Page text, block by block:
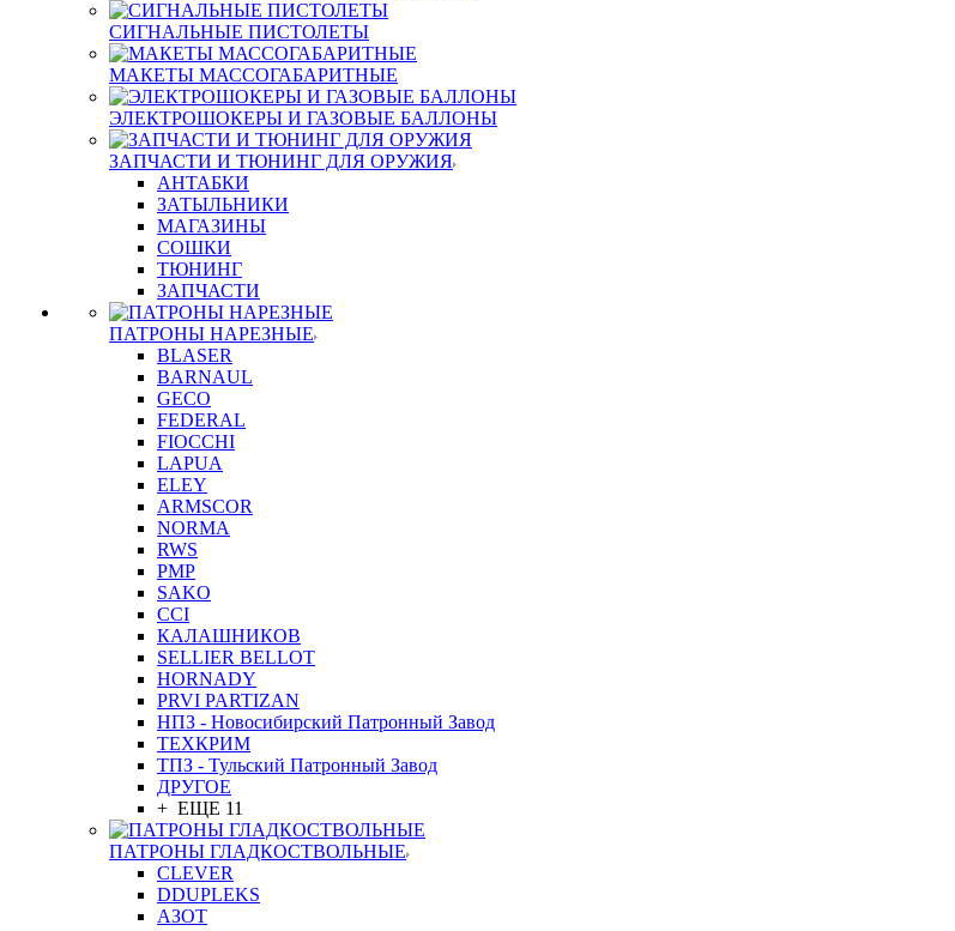
СИГНАЛЬНЫЕ ПИСТОЛЕТЫ
МАКЕТЫ МАССОГАБАРИТНЫЕ
ЭЛЕКТРОШОКЕРЫ И ГАЗОВЫЕ БАЛЛОНЫ
ЗАПЧАСТИ И ТЮНИНГ ДЛЯ ОРУЖИЯ
АНТАБКИ
ЗАТЫЛЬНИКИ
МАГАЗИНЫ
СОШКИ
ТЮНИНГ
ЗАПЧАСТИ
ПАТРОНЫ НАРЕЗНЫЕ
BLASER
BARNAUL
GEСO
FEDERAL
FIOCCHI
LAPUA
ELEY
ARMSCOR
NORMA
RWS
PMP
SAKO
CCI
КАЛАШНИКОВ
SELLIER BELLOT
HORNADY
PRVI PARTIZAN
НПЗ - Новосибирский Патронный Завод
ТЕХКРИМ
ТПЗ - Тульский Патронный Завод
ДРУГОЕ
+ ЕЩЕ 11
ПАТРОНЫ ГЛАДКОСТВОЛЬНЫЕ
CLEVER
DDUPLEKS
АЗОТ